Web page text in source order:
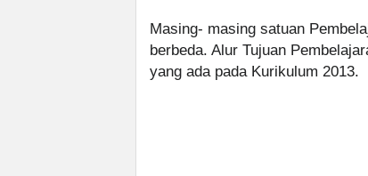
Masing- masing satuan
berbeda. Alur Tujuan
yang ada pada Kurikulum 2013.